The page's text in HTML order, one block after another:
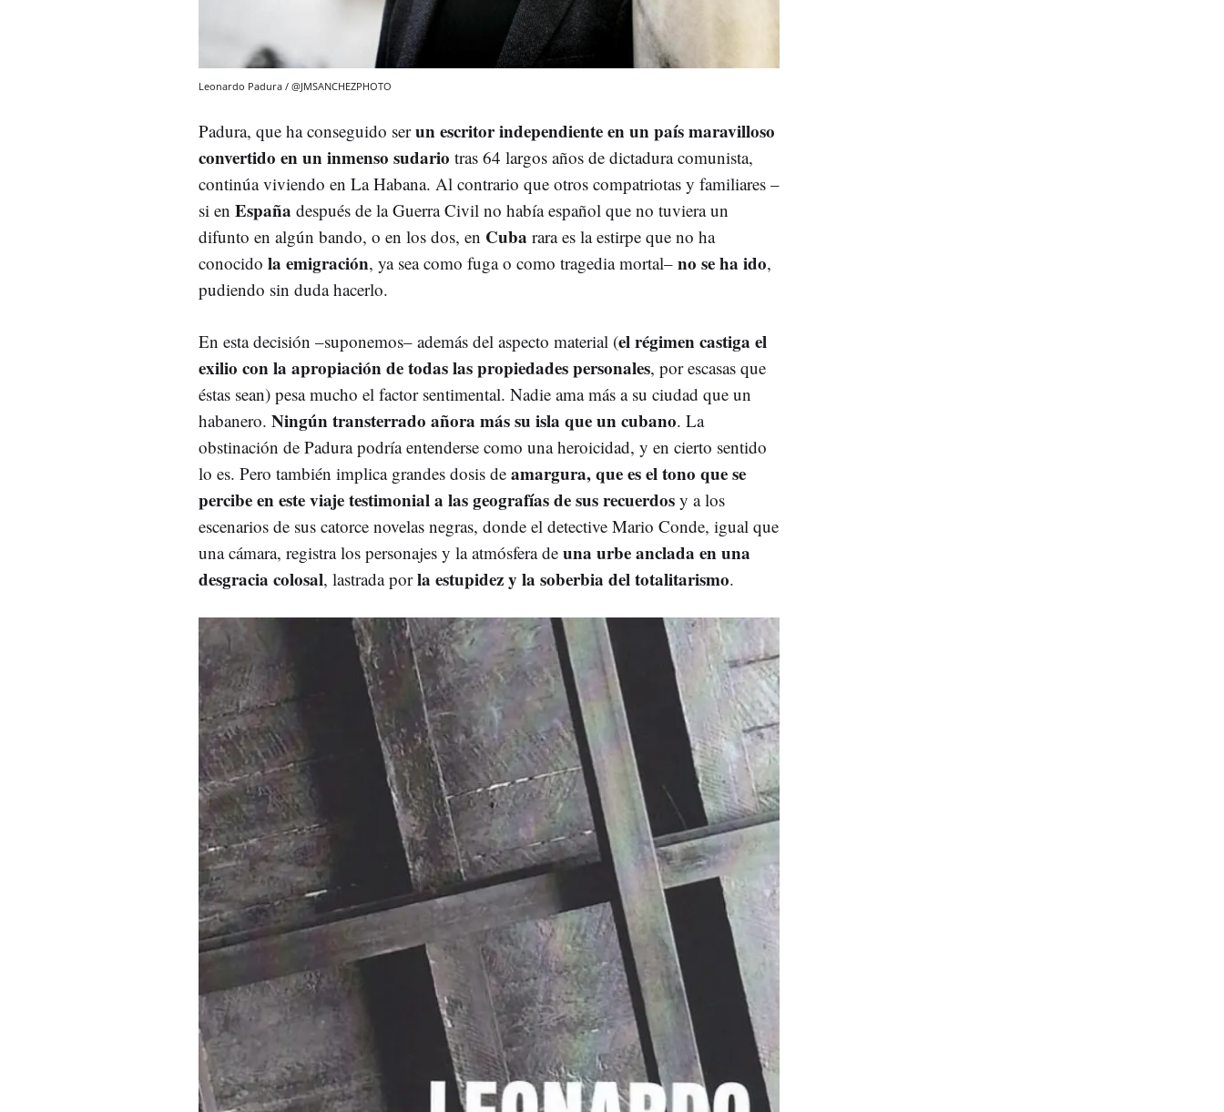
Leonardo Padura / @JMSANCHEZPHOTO
Padura, que ha conseguido serun escritor independiente en un país maravilloso
convertido en un inmenso sudario tras 64 largos años de dictadura comunista,
continúa viviendo en La Habana. Al contrario que otros compatriotas y familiares –
si en España después de la Guerra Civil no había español que no tuviera un
difunto en algún bando, o en los dos, en Cuba rara es la estirpe que no ha
conocido la emigración, ya sea como fuga o como tragedia mortal– no se ha ido,
pudiendo sin duda hacerlo.
En esta decisión –suponemos– además del aspecto material (el régimen castiga el
exilio con la apropiación de todas las propiedades personales, por escasas que
éstas sean) pesa mucho el factor sentimental. Nadie ama más a su ciudad que un
habanero. Ningún transterrado añora más su isla que un cubano. La
obstinación de Padura podría entenderse como una heroicidad, y en cierto sentido
lo es. Pero también implica grandes dosis de amargura, que es el tono que se
percibe en este viaje testimonial a las geografías de sus recuerdos y a los
escenarios de sus catorce novelas negras, donde el detective Mario Conde, igual que
una cámara, registra los personajes y la atmósfera de una urbe anclada en una
desgracia colosal, lastrada porla estupidez y la soberbia del totalitarismo.